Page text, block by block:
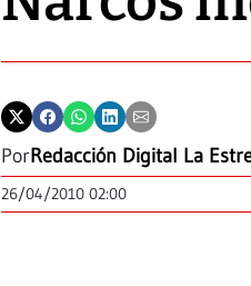
PorRedacción Digital La
26/04/2010 02:00